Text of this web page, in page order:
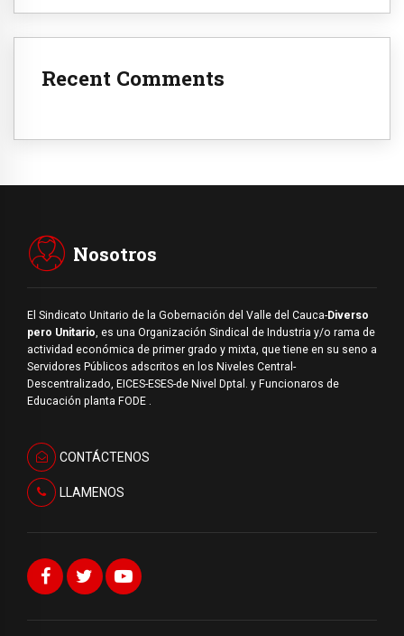
Recent Comments
Nosotros
El Sindicato Unitario de la Gobernación del Valle del Cauca-Diverso
pero Unitario, es una Organización Sindical de Industria y/o rama de
actividad económica de primer grado y mixta, que tiene en su seno a
Servidores Públicos adscritos en los Niveles Central-
Descentralizado, EICES-ESES-de Nivel Dptal. y Funcionaros de
Educación planta FODE .
CONTÁCTENOS
LLAMENOS